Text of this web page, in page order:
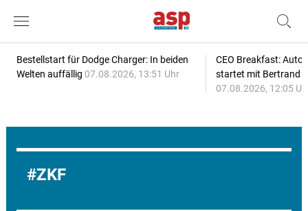
Bestellstart für Dodge Charger: In beiden
Welten auffällig 07.08.2026, 13:51 Uhr
CEO Breakfast:
startet mit Bertrand
07.08.2026, 12:05
ZKF